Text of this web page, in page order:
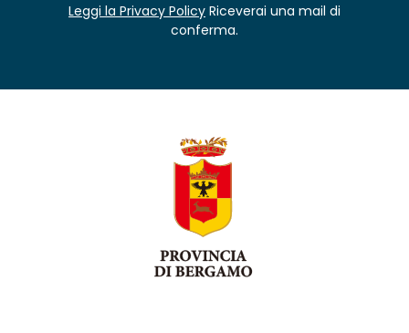
Leggi la Privacy Policy Riceverai una mail di
conferma.